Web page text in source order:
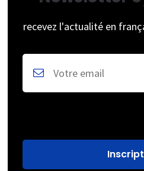
recevez l'actualité en